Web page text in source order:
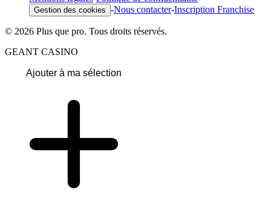
Gestion des cookies -Nous contacter-Inscription Franchise
© 2026 Plus que pro. Tous droits réservés.
GEANT CASINO
Ajouter à ma sélection